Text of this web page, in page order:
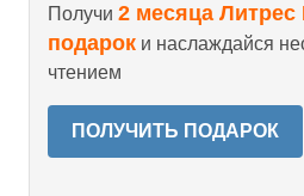
Получи 2 месяца Литрес
подарок и наслаждайся
чтением
ПОЛУЧИТЬ ПОДАРОК